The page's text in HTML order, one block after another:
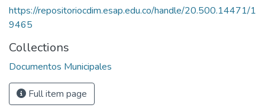
https://repositoriocdim.esap.edu.co/handle/20.500.14471/1
9465
Collections
Documentos Municipales
Full item page